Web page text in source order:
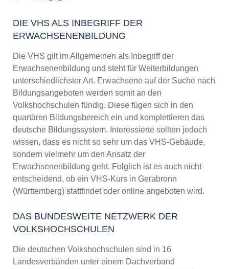
DIE VHS ALS INBEGRIFF DER
ERWACHSENENBILDUNG
Die VHS gilt im Allgemeinen als Inbegriff der
Erwachsenenbildung und steht für Weiterbildungen
unterschiedlichster Art. Erwachsene auf der Suche nach
Bildungsangeboten werden somit an den
Volkshochschulen fündig. Diese fügen sich in den
quartären Bildungsbereich ein und komplettieren das
deutsche Bildungssystem. Interessierte sollten jedoch
wissen, dass es nicht so sehr um das VHS-Gebäude,
sondern vielmehr um den Ansatz der
Erwachsenenbildung geht. Folglich ist es auch nicht
entscheidend, ob ein VHS-Kurs in Gerabronn
(Württemberg) stattfindet oder online angeboten wird.
DAS BUNDESWEITE NETZWERK DER
VOLKSHOCHSCHULEN
Die deutschen Volkshochschulen sind in 16
Landesverbänden unter einem Dachverband